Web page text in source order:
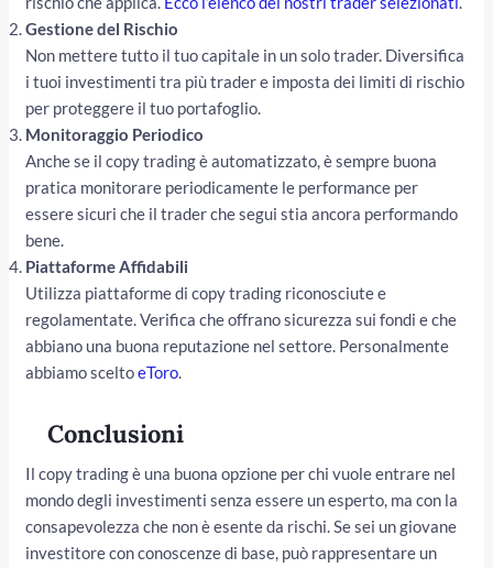
Gestione del Rischio
Non mettere tutto il tuo capitale in un solo trader. Diversifica
i tuoi investimenti tra più trader e imposta dei limiti di rischio
per proteggere il tuo portafoglio.
Monitoraggio Periodico
Anche se il copy trading è automatizzato, è sempre buona
pratica monitorare periodicamente le performance per
essere sicuri che il trader che segui stia ancora performando
bene.
Piattaforme Affidabili
Utilizza piattaforme di copy trading riconosciute e
regolamentate. Verifica che offrano sicurezza sui fondi e che
abbiano una buona reputazione nel settore. Personalmente
abbiamo sceltoeToro.
Conclusioni
Il copy trading è una buona opzione per chi vuole entrare nel
mondo degli investimenti senza essere un esperto, ma con la
consapevolezza che non è esente da rischi. Se sei un giovane
investitore con conoscenze di base, può rappresentare un